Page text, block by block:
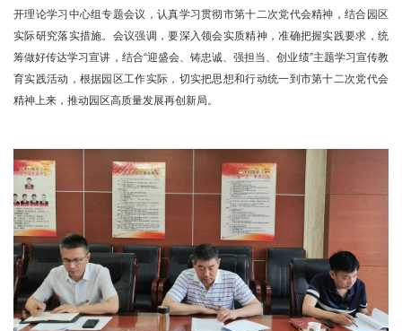
开理论学习中心组专题会议，认真学习贯彻市第十二次党代会精神，结合园区
实际研究落实措施。会议强调，要深入领会实质精神，准确把握实践要求，统
筹做好传达学习宣讲，结合“迎盛会、铸忠诚、强担当、创业绩”主题学习宣传教
育实践活动，根据园区工作实际，切实把思想和行动统一到市第十二次党代会
精神上来，推动园区高质量发展再创新局。